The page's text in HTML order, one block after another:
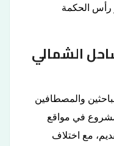
رأس الحكمة
الشمالي
والمصطافين
مشروع في مواقع
مع اختلاف